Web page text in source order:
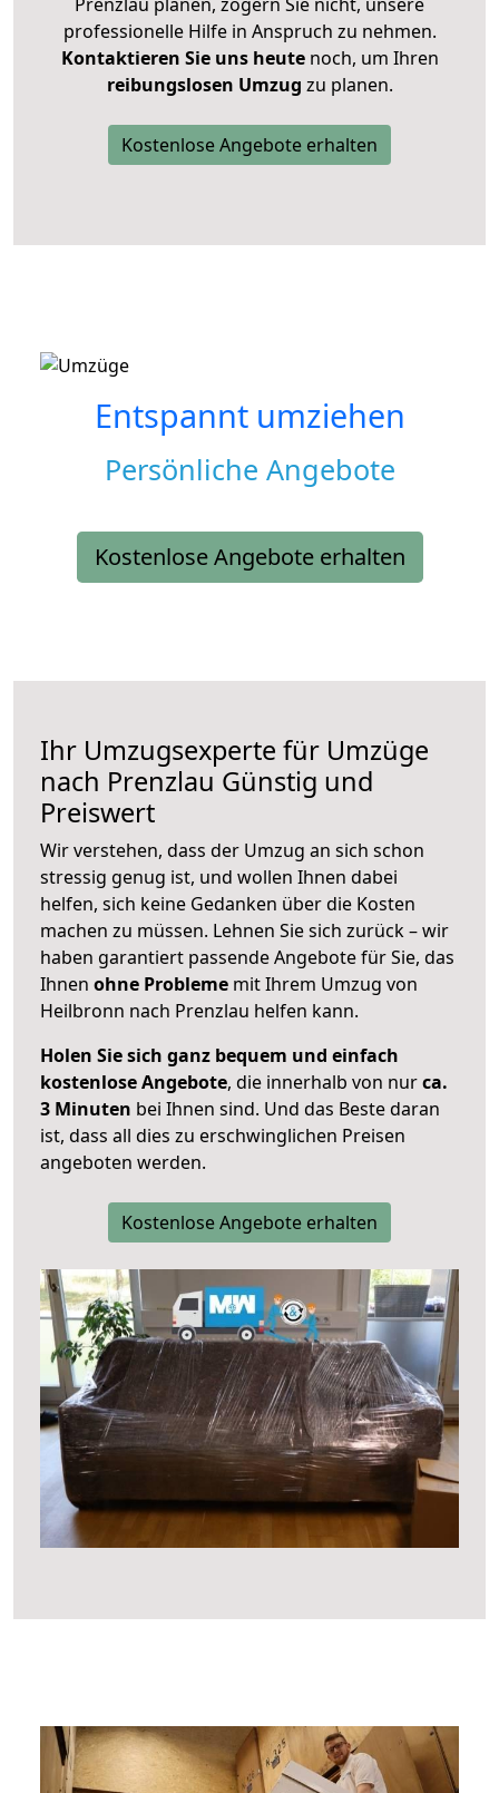
professionelle Hilfe in Anspruch zu nehmen.
Kontaktieren Sie uns heutenoch, um Ihren
reibungslosen Umzug zu planen.
Kostenlose Angebote erhalten
Entspannt umziehen
Persönliche Angebote
Kostenlose Angebote erhalten
Ihr Umzugsexperte für Umzüge
nach Prenzlau Günstig und
Preiswert
Wir verstehen, dass der Umzug an sich schon
stressig genug ist, und wollen Ihnen dabei
helfen, sich keine Gedanken über die Kosten
machen zu müssen. Lehnen Sie sich zurück – wir
haben garantiert passende Angebote für Sie, das
Ihnen ohne Probleme mit Ihrem Umzug von
Heilbronn nach Prenzlau helfen kann.
Holen Sie sich ganz bequem und einfach
kostenlose Angebote, die innerhalb von nurca.
3 Minuten bei Ihnen sind. Und das Beste daran
ist, dass all dies zu erschwinglichen Preisen
angeboten werden.
Kostenlose Angebote erhalten